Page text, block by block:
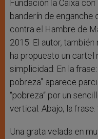
Fundación la Caixa
banderín de enganche
contra el Hambre de
2015. El autor,
ha propuesto un cartel
simplicidad: En la
pobreza” aparece
“pobreza” por un
vertical. Abajo, la frase:
Una grata velada en